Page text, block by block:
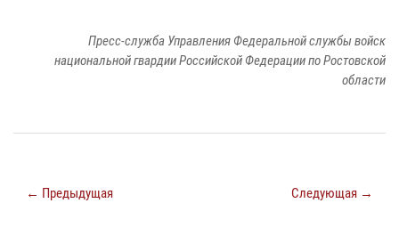
Пресс-служба Управления Федеральной службы войск
национальной гвардии Российской Федерации по Ростовской
области
← Предыдущая Следующая →